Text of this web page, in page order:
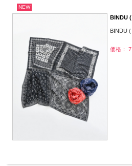
NEW
BINDU
BINDU
価格：